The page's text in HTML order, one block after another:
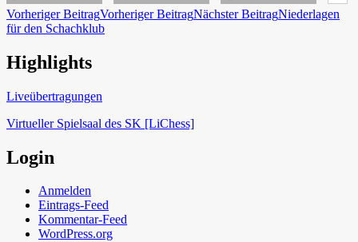
Beitragsnavigation
Vorheriger BeitragVorheriger BeitragNächster BeitragNiederlagen
für den Schachklub
Schach in Lauffen
Highlights
Liveübertragungen
Virtueller Spielsaal des SK [LiChess]
Login
Anmelden
Eintrags-Feed
Kommentar-Feed
WordPress.org